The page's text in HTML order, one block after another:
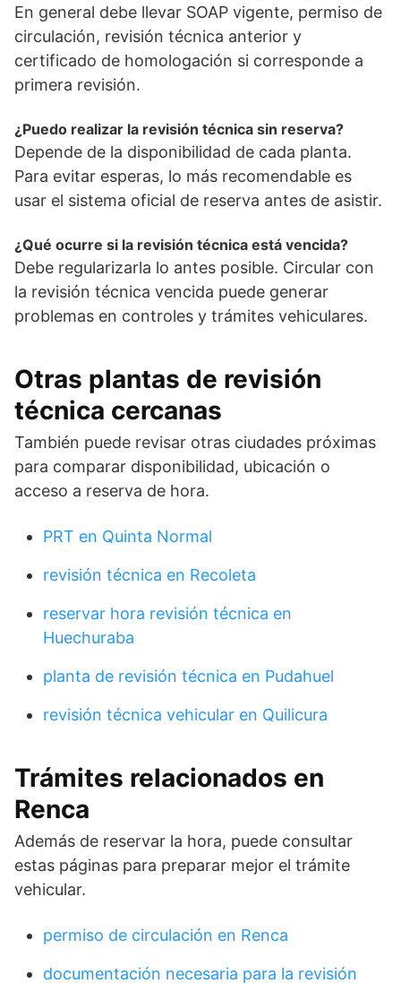
En general debe llevar SOAP vigente, permiso de
circulación, revisión técnica anterior y
certificado de homologación si corresponde a
primera revisión.
¿Puedo realizar la revisión técnica sin reserva?
Depende de la disponibilidad de cada planta.
Para evitar esperas, lo más recomendable es
usar el sistema oficial de reserva antes de asistir.
¿Qué ocurre si la revisión técnica está vencida?
Debe regularizarla lo antes posible. Circular con
la revisión técnica vencida puede generar
problemas en controles y trámites vehiculares.
Otras plantas de revisión
técnica cercanas
También puede revisar otras ciudades próximas
para comparar disponibilidad, ubicación o
acceso a reserva de hora.
PRT en Quinta Normal
revisión técnica en Recoleta
reservar hora revisión técnica en
Huechuraba
planta de revisión técnica en Pudahuel
revisión técnica vehicular en Quilicura
Trámites relacionados en
Renca
Además de reservar la hora, puede consultar
estas páginas para preparar mejor el trámite
vehicular.
permiso de circulación en Renca
documentación necesaria para la revisión